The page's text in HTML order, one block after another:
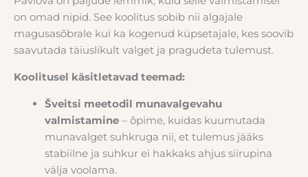
on omad nipid. See koolitus sobib nii algajale
magusasõbrale kui ka kogenud küpsetajale, kes soovib
saavutada täiuslikult valget ja pragudeta tulemust.
Koolitusel käsitletavad teemad:
Šveitsi meetodil munavalgevahu
valmistamine – õpime, kuidas kuumutada
munavalget suhkruga nii, et tulemus jääks
stabiilne ja suhkur ei hakkaks ahjus siirupina
välja voolama.